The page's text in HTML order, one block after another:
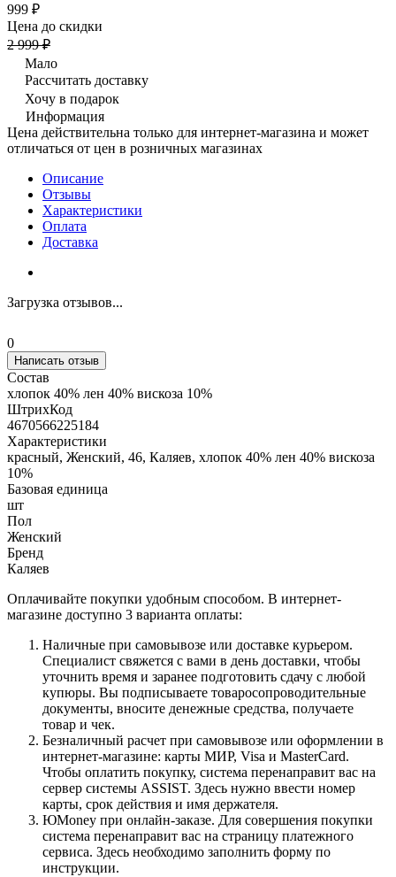
999 ₽
Цена до скидки
2 999 ₽
Мало
Рассчитать доставку
Хочу в подарок
Информация
Цена действительна только для интернет-магазина и может
отличаться от цен в розничных магазинах
Описание
Отзывы
Характеристики
Оплата
Доставка
Загрузка отзывов...
0
Написать отзыв
Состав
хлопок 40% лен 40% вискоза 10%
ШтрихКод
4670566225184
Характеристики
красный, Женский, 46, Каляев, хлопок 40% лен 40% вискоза
10%
Базовая единица
шт
Пол
Женский
Бренд
Каляев
Оплачивайте покупки удобным способом. В интернет-
магазине доступно 3 варианта оплаты:
Наличные при самовывозе или доставке курьером.
Специалист свяжется с вами в день доставки, чтобы
уточнить время и заранее подготовить сдачу с любой
купюры. Вы подписываете товаросопроводительные
документы, вносите денежные средства, получаете
товар и чек.
Безналичный расчет при самовывозе или оформлении в
интернет-магазине: карты МИР, Visa и MasterCard.
Чтобы оплатить покупку, система перенаправит вас на
сервер системы ASSIST. Здесь нужно ввести номер
карты, срок действия и имя держателя.
ЮMoney при онлайн-заказе. Для совершения покупки
система перенаправит вас на страницу платежного
сервиса. Здесь необходимо заполнить форму по
инструкции.